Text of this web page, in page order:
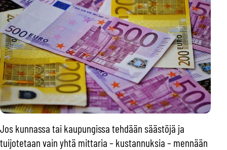
Jos kunnassa tai kaupungissa tehdään säästöjä ja
tuijotetaan vain yhtä mittaria – kustannuksia – mennään